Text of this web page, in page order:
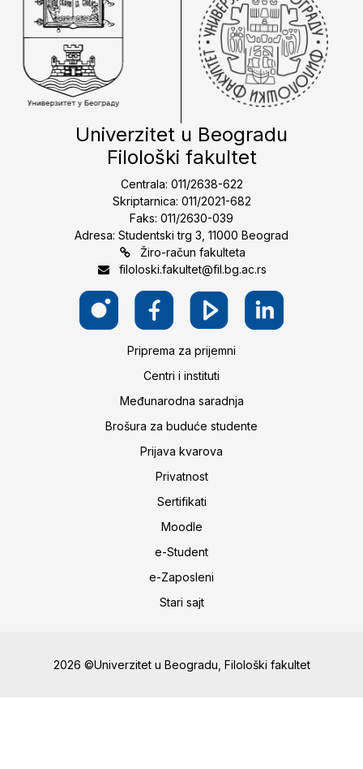
Univerzitet u Beogradu
Filološki fakultet
Centrala: 011/2638-622
Skriptarnica: 011/2021-682
Faks: 011/2630-039
Adresa: Studentski trg 3, 11000 Beograd
Žiro-račun fakulteta
filoloski.fakultet@fil.bg.ac.rs
Priprema za prijemni
Centri i instituti
Međunarodna saradnja
Brošura za buduće studente
Prijava kvarova
Privatnost
Sertifikati
Moodle
e-Student
e-Zaposleni
Stari sajt
2026 ©Univerzitet u Beogradu, Filološki fakultet